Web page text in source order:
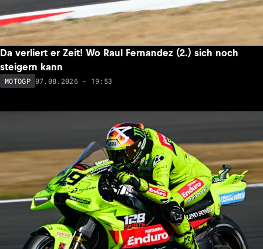
Da verliert er Zeit! Wo Raul Fernandez (2.) sich noch
steigern kann
MOTOGP 07.08.2026 - 19:53